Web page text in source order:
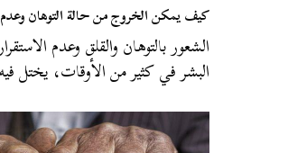
كيف يمكن الخروج من حالة التوهان وعدم
الشعور بالتوهان والقلق وعدم
البشر في كثير من الأوقات، يختل